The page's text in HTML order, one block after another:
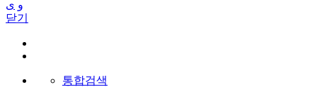
و ی
닫기
통합검색